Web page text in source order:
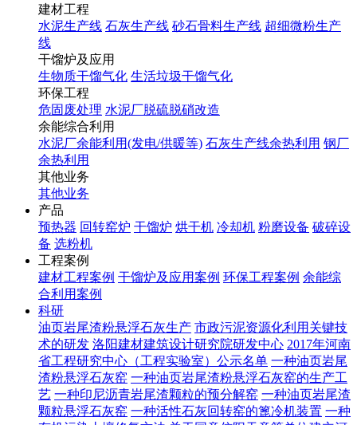
建材工程
水泥生产线 石灰生产线 砂石骨料生产线 超细微粉生产
线
干馏炉及应用
生物质干馏气化 生活垃圾干馏气化
环保工程
危固废处理 水泥厂脱硫脱硝改造
余能综合利用
水泥厂余能利用(发电/供暖等) 石灰生产线余热利用 钢厂
余热利用
其他业务
其他业务
产品
预热器 回转窑炉 干馏炉 烘干机 冷却机 粉磨设备 破碎设
备 选粉机
工程案例
建材工程案例 干馏炉及应用案例 环保工程案例 余能综
合利用案例
科研
油页岩尾渣粉悬浮石灰生产 市政污泥资源化利用关键技
术的研发 洛阳建材建筑设计研究院研发中心 2017年河南
省工程研究中心（工程实验室）公示名单 一种油页岩尾
渣粉悬浮石灰窑 一种油页岩尾渣粉悬浮石灰窑的生产工
艺 一种印尼沥青岩尾渣颗粒的预分解窑 一种油页岩尾渣
颗粒悬浮石灰窑 一种活性石灰回转窑的篦冷机装置 一种